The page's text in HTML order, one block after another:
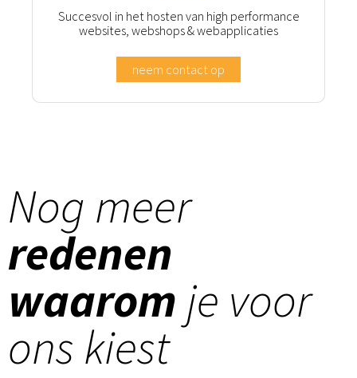
Succesvol in het hosten van high performance
websites, webshops & webapplicaties
neem contact op
Nog meer
redenen
waarom je voor
ons kiest